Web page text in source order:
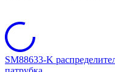
SM88633-K